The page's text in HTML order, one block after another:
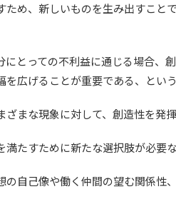
ため、新しいものを生み出すこと
にとっての不利益に通じる場合、
広げることが重要である、とい
まな現象に対して、創造性を発
たすために新たな選択肢が必要な
の自己像や働く仲間の望む関係性